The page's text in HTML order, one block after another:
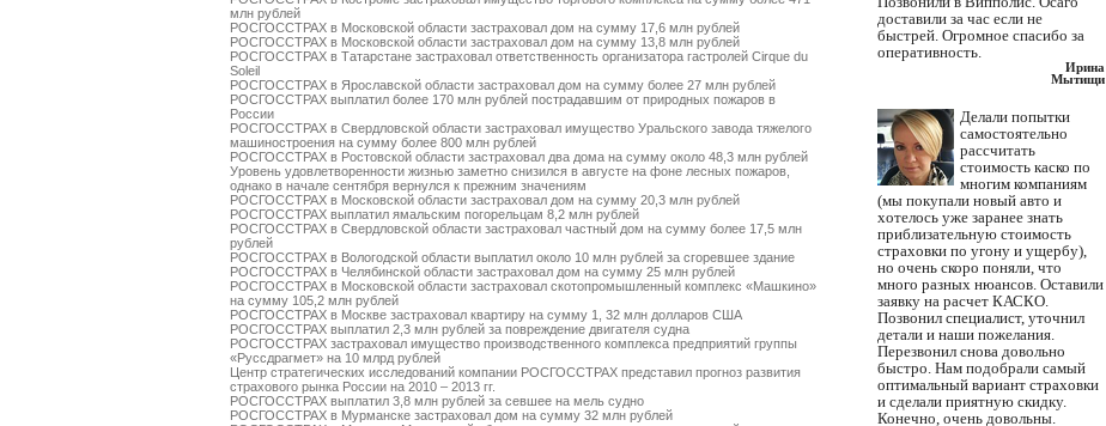
млн рублей
РОСГОССТРАХ в Московской области застраховал дом на сумму 17,6 млн рублей
РОСГОССТРАХ в Московской области застраховал дом на сумму 13,8 млн рублей
РОСГОССТРАХ в Татарстане застраховал ответственность организатора гастролей Cirque du
Soleil
РОСГОССТРАХ в Ярославской области застраховал дом на сумму более 27 млн рублей
РОСГОССТРАХ выплатил более 170 млн рублей пострадавшим от природных пожаров в
России
РОСГОССТРАХ в Свердловской области застраховал имущество Уральского завода тяжелого
машиностроения на сумму более 800 млн рублей
РОСГОССТРАХ в Ростовской области застраховал два дома на сумму около 48,3 млн рублей
Уровень удовлетворенности жизнью заметно снизился в августе на фоне лесных пожаров,
однако в начале сентября вернулся к прежним значениям
РОСГОССТРАХ в Московской области застраховал дом на сумму 20,3 млн рублей
РОСГОССТРАХ выплатил ямальским погорельцам 8,2 млн рублей
РОСГОССТРАХ в Свердловской области застраховал частный дом на сумму более 17,5 млн
рублей
РОСГОССТРАХ в Вологодской области выплатил около 10 млн рублей за сгоревшее здание
РОСГОССТРАХ в Челябинской области застраховал дом на сумму 25 млн рублей
РОСГОССТРАХ в Московской области застраховал скотопромышленный комплекс «Машкино»
на сумму 105,2 млн рублей
РОСГОССТРАХ в Москве застраховал квартиру на сумму 1, 32 млн долларов США
РОСГОССТРАХ выплатил 2,3 млн рублей за повреждение двигателя судна
РОСГОССТРАХ застраховал имущество производственного комплекса предприятий группы
«Руссдрагмет» на 10 млрд рублей
Центр стратегических исследований компании РОСГОССТРАХ представил прогноз развития
страхового рынка России на 2010 – 2013 гг.
РОСГОССТРАХ выплатил 3,8 млн рублей за севшее на мель судно
РОСГОССТРАХ в Мурманске застраховал дом на сумму 32 млн рублей
доставили за час если не
быстрей. Огромное спасибо за
оперативность.
Ирина
Мытищи
Делали попытки
самостоятельно
рассчитать
стоимость каско по
многим компаниям
(мы покупали новый авто и
хотелось уже заранее знать
приблизательную стоимость
страховки по угону и ущербу),
но очень скоро поняли, что
много разных нюансов. Оставили
заявку на расчет КАСКО.
Позвонил специалист, уточнил
детали и наши пожелания.
Перезвонил снова довольно
быстро. Нам подобрали самый
оптимальный вариант страховки
и сделали приятную скидку.
Конечно, очень довольны.